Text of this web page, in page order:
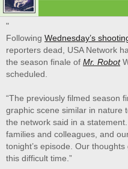
"
Following Wednesday’s
reporters dead, USA Network
the season finale of Mr. Robot
scheduled.
“The previously filmed season
graphic scene similar in nature
the network said in a
families and colleagues, and
tonight’s episode. Our
this difficult time.”